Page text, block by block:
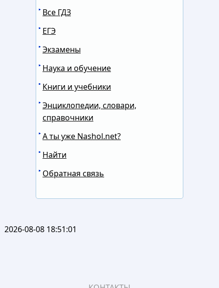
Все ГДЗ
ЕГЭ
Экзамены
Наука и обучение
Книги и учебники
Энциклопедии, словари,
справочники
А ты уже Nashol.net?
Найти
Обратная связь
2026-08-08 18:51:01